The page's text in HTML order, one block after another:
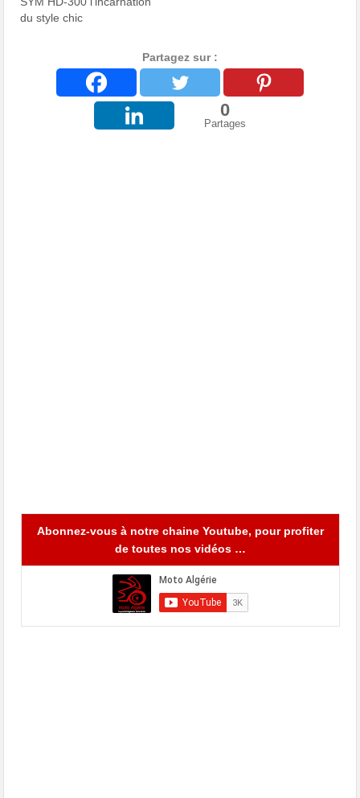
du style chic
Partagez sur :
0
Partages
Abonnez-vous à notre chaine Youtube, pour profiter
de toutes nos vidéos …